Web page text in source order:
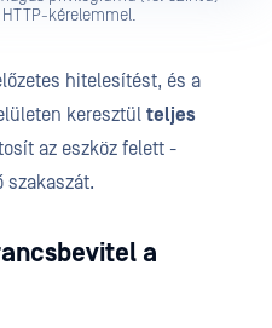
kérelemmel.
hitelesítést, és a
keresztül teljes
az eszköz felett -
szakaszát.
a